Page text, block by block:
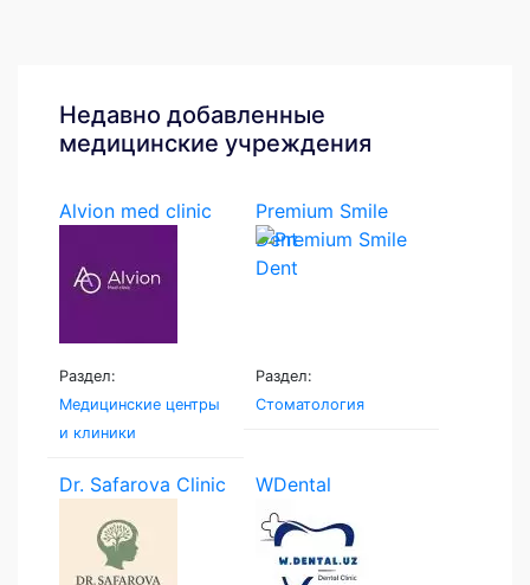
Недавно добавленные
медицинские учреждения
Alvion med clinic
Раздел:
Медицинские центры
и клиники
Premium Smile
Dent
Раздел:
Стоматология
Dr. Safarova Clinic WDental